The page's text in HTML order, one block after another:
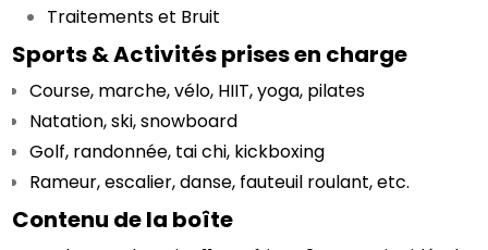
Traitements et Bruit
Sports & Activités prises en charge
Course, marche, vélo, HIIT, yoga, pilates
Natation, ski, snowboard
Golf, randonnée, tai chi, kickboxing
Rameur, escalier, danse, fauteuil roulant, etc.
Contenu de la boîte